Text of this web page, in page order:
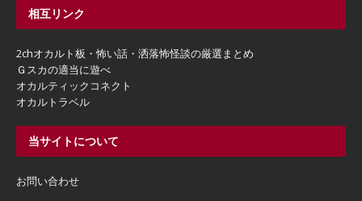
相互リンク
2chオカルト板・怖い話・洒落怖怪談の厳選まとめ
Ｇスカの適当に遊べ
オカルティックコネクト
オカルトラベル
当サイトについて
お問い合わせ